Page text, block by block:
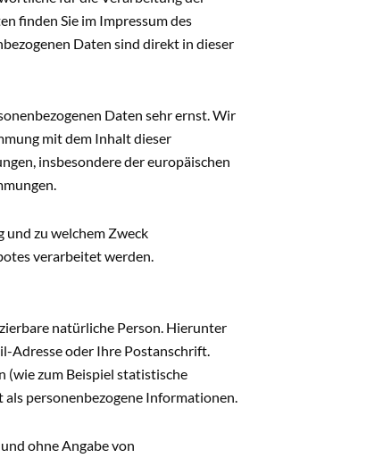
finden Sie im Impressum des
Daten sind direkt in dieser
Daten sehr ernst. Wir
mit dem Inhalt dieser
insbesondere der europäischen
zu welchem Zweck
verarbeitet werden.
natürliche Person. Hierunter
Adresse oder Ihre Postanschrift.
zum Beispiel statistische
personenbezogene Informationen.
ohne Angabe von